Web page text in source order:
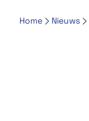
Home Nieuws